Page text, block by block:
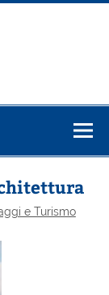
e Turismo